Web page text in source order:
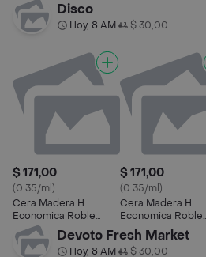
Disco
Hoy, 8 AM• $ 30,00
$ 171,00
(0.35/ml)
Cera Madera H
Economica Roble
Oscuro Bot.0.500 Lt
$ 171,00
(0.35/ml)
Cera Madera H
Economica Roble
Claro Bot.0.500 Lt
Devoto Fresh Market
Hoy, 8 AM• $ 30,00